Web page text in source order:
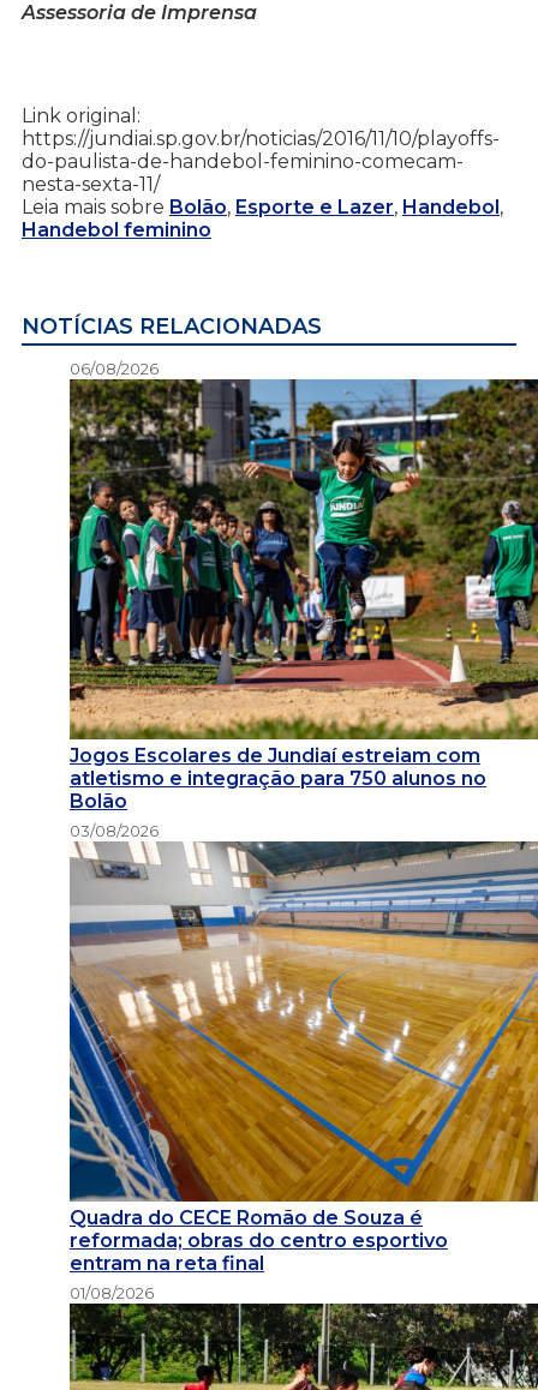
Assessoria de Imprensa
Link original:
https://jundiai.sp.gov.br/noticias/2016/11/10/playoffs-
do-paulista-de-handebol-feminino-comecam-
nesta-sexta-11/
Leia mais sobre Bolão, Esporte e Lazer, Handebol,
Handebol feminino
NOTÍCIAS RELACIONADAS
06/08/2026
Jogos Escolares de Jundiaí estreiam com
atletismo e integração para 750 alunos no
Bolão
03/08/2026
Quadra do CECE Romão de Souza é
reformada; obras do centro esportivo
entram na reta final
01/08/2026